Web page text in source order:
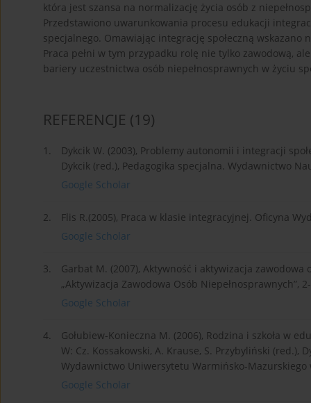
która jest szansa na normalizację życia osób z
Przedstawiono uwarunkowania procesu edukacji
specjalnego. Omawiając integrację społeczną
Praca pełni w tym przypadku rolę nie tylko zawodową,
bariery uczestnictwa osób niepełnosprawnych w życiu
REFERENCJE (19)
1.
Dykcik W. (2003), Problemy autonomii i integracji
Dykcik (red.), Pedagogika specjalna. Wydawnictwo
Google Scholar
2.
Flis R.(2005), Praca w klasie integracyjnej. Oficyna
Google Scholar
3.
Garbat M. (2007), Aktywność i aktywizacja
„Aktywizacja Zawodowa Osób Niepełnosprawnych”,
Google Scholar
4.
Gołubiew-Konieczna M. (2006), Rodzina i szkoła w
W: Cz. Kossakowski, A. Krause, S. Przybyliński
Wydawnictwo Uniwersytetu Warmińsko-Mazurskiego
Google Scholar